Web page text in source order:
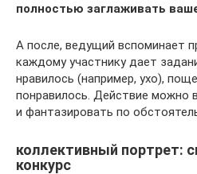
полностью заглаживать
А после, ведущий вспоминает
каждому участнику дает
нравилось (например, ухо),
понравилось. Действие можно
и фантазировать по
коллективный портрет:
конкурс